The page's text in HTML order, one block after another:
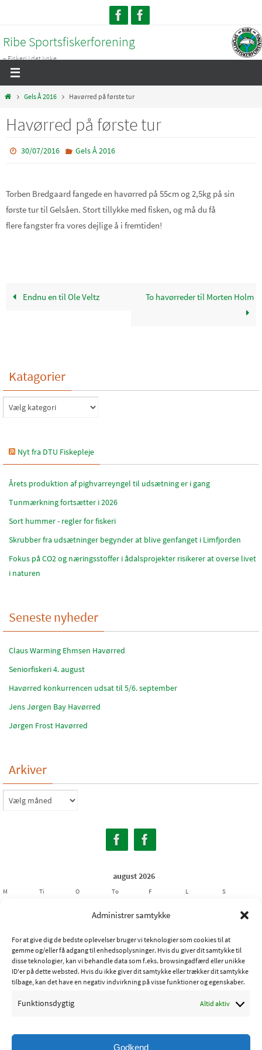
Administrer samtykke
For at give dig de bedste oplevelser bruger vi teknologier som cookies til at
gemme og/eller få adgang til enhedsoplysninger. Hvis du giver dit samtykke til
disse teknologier, kan vi behandle data som f.eks. browsingadfærd eller unikke
ID'er på dette websted. Hvis du ikke giver dit samtykke eller trækker dit samtykke
tilbage, kan det have en negativ indvirkning på visse funktioner og egenskaber.
Funktionsdygtig Altid aktiv
Godkend
content
Ribe Sportsfiskerforening
– Fiskeri i det jyske...
HomeGels Å 2016 Havørred på første tur
Havørred på første tur
30/07/2016 Gels Å 2016
Torben Bredgaard fangede en havørred på 55cm og 2,5kg på sin
første tur til Gelsåen. Stort tillykke med fisken, og må du få
flere fangster fra vores dejlige å i fremtiden!
Endnu en til Ole Veltz To havørreder til Morten Holm
Katagorier
Katagorier
Nyt fra DTU Fiskepleje
Årets produktion af pighvarreyngel til udsætning er i gang
Tunmærkning fortsætter i 2026
Sort hummer - regler for fiskeri
Skrubber fra udsætninger begynder at blive genfanget i Limfjorden
Fokus på CO2 og næringsstoffer i ådalsprojekter risikerer at overse livet
i naturen
Seneste nyheder
Claus Warming Ehmsen Havørred
Seniorfiskeri 4. august
Havørred konkurrencen udsat til 5/6. september
Jens Jørgen Bay Havørred
Jørgen Frost Havørred
Arkiver
Arkiver
august 2026
M Ti O To F L S
10
11 12 13 14 15
17
18 19 20 21 22
23
24
25 26 27 28 29
30